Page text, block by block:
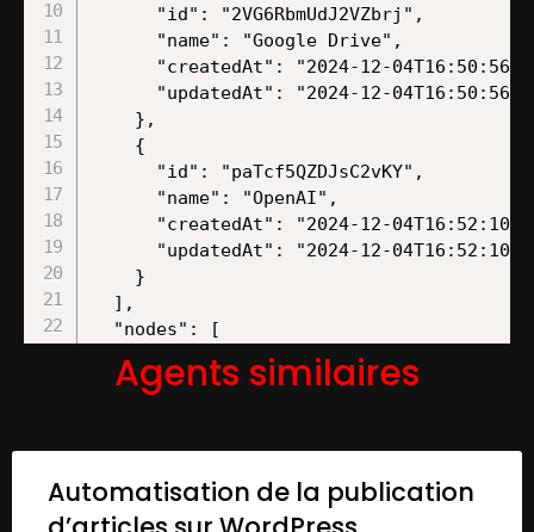
      "id": "2VG6RbmUdJ2VZbrj",
      "name": "Google Drive",
"createdAt": "2024-12-
"updatedAt": "2024-12-
    },
    {
      "id": "paTcf5QZDJsC2vKY",
      "name": "OpenAI",
"createdAt": "2024-12-
"updatedAt": "2024-12-
    }
  ],
  "nodes": [
"id": "8a00e7b2-8348-47d2-87db-
        180,
        260
Agents similaires
Automatisation de la publication